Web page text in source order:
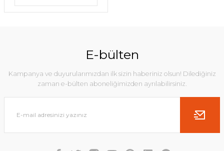
E-bülten
Kampanya ve duyurularımızdan ilk sizin haberiniz olsun! Dilediğiniz
zaman e-bülten aboneliğimizden ayrılabilirsiniz.